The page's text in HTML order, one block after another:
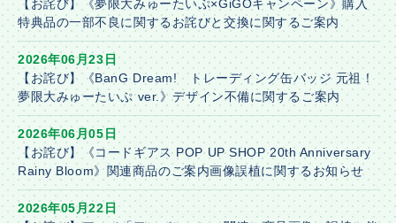
【お詫び】《夢限大みゅーたいぷ×GiGOキャンペーン》購入
特典品の一部不良に関するお詫びと交換に関するご案内
2026年06月23日
【お詫び】《BanG Dream! トレーディング缶バッジ 元祖！
夢限大みゅーたいぷ ver.》デザイン不備に関するご案内
2026年06月05日
【お詫び】《コードギアス POP UP SHOP 20th Anniversary
Rainy Bloom》関連商品のご案内画像誤植に関するお知らせ
2026年05月22日